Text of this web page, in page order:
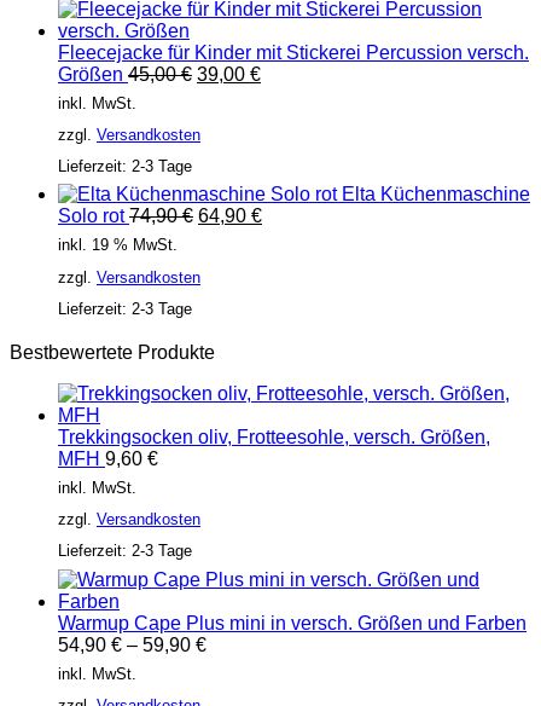
Fleecejacke für Kinder mit Stickerei Percussion versch.
Größen 45,00€ Ursprünglicher
45,00 €
39,00 €Aktueller
inkl. MwSt.
zzgl. Versandkosten
Lieferzeit: 2-3 Tage
Elta Küchenmaschine
Solo rot 74,90€ Ursprünglicher
74,90 €
64,90 €Aktueller
inkl. 19 % MwSt.
zzgl. Versandkosten
Lieferzeit: 2-3 Tage
Bestbewertete Produkte
Trekkingsocken oliv, Frotteesohle, versch. Größen,
MFH 9,60 €
inkl. MwSt.
zzgl. Versandkosten
Lieferzeit: 2-3 Tage
Warmup Cape Plus mini in versch. Größen und Farben
54,90 € – 59,90 €
inkl. MwSt.